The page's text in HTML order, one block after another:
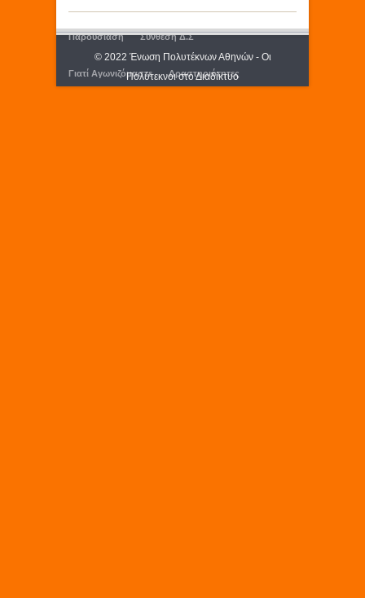
Παρουσίαση Σύνθεση Δ.Σ
Γιατί Αγωνιζόμαστε Δραστηριότητες
© 2022 Ένωση Πολυτέκνων Αθηνών - Οι
Πολύτεκνοι στο Διαδίκτυο